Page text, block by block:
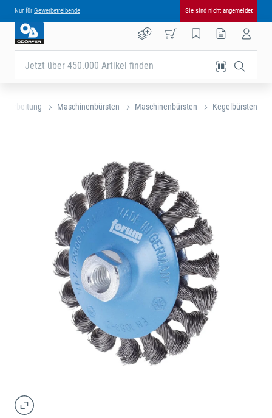
Nur für Gewerbetreibende Sie sind nicht angemeldet
Jetzt über 450.000 Artikel finden
Maschinenbürsten Maschinenbürsten Kegelbürsten